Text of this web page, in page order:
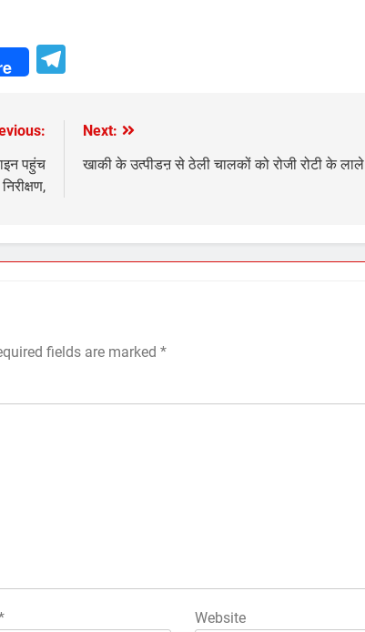
पहुंच
Next:
खाकी के उत्पीडऩ से ठेली चालकों को रोजी रोटी के लाले
fields are marked *
Website